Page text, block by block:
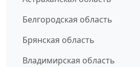
Белгородская область
Брянская область
Владимирская область